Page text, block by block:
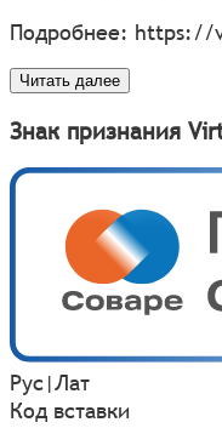
Подробнее: https://
Читать далее
Знак признания
Рус|Лат
Код вставки